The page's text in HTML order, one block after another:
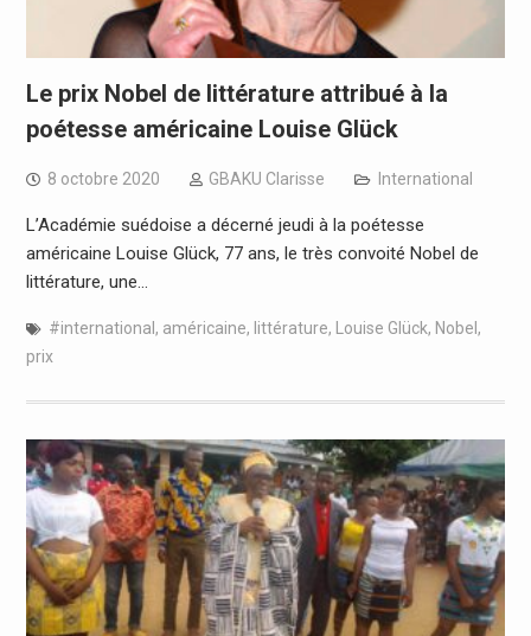
Le prix Nobel de littérature attribué à la
poétesse américaine Louise Glück
8 octobre 2020 GBAKU Clarisse International
L’Académie suédoise a décerné jeudi à la poétesse
américaine Louise Glück, 77 ans, le très convoité Nobel de
littérature, une…
#international , américaine, littérature, Louise Glück, Nobel ,
prix